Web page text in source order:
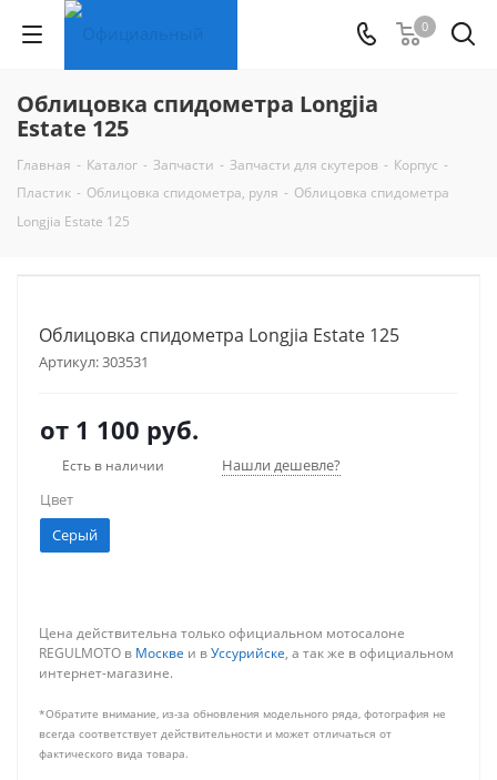
0
Облицовка спидометра Longjia
Estate 125
Главная - Каталог - Запчасти - Запчасти для скутеров - Корпус -
Пластик - Облицовка спидометра, руля - Облицовка спидометра
Longjia Estate 125
Облицовка спидометра Longjia Estate 125
Артикул:303531
от 1 100 руб.
Есть в наличии
Нашли дешевле?
Цвет
Серый
Цена действительна только официальном мотосалоне
REGULMOTO в Москве и вУссурийске, а так же в официальном
интернет-магазине.
*Обратите внимание, из-за обновления модельного ряда, фотография не
всегда соответствует действительности и может отличаться от
фактического вида товара.